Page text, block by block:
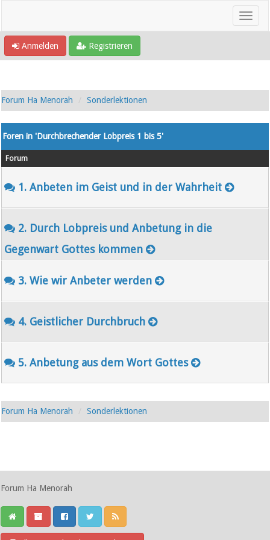
Anmelden Registrieren
Forum Ha Menorah Sonderlektionen
Foren in 'Durchbrechender Lobpreis 1 bis 5'
Forum
1. Anbeten im Geist und in der Wahrheit
2. Durch Lobpreis und Anbetung in die
Gegenwart Gottes kommen
3. Wie wir Anbeter werden
4. Geistlicher Durchbruch
5. Anbetung aus dem Wort Gottes
Forum Ha Menorah Sonderlektionen
Forum Ha Menorah